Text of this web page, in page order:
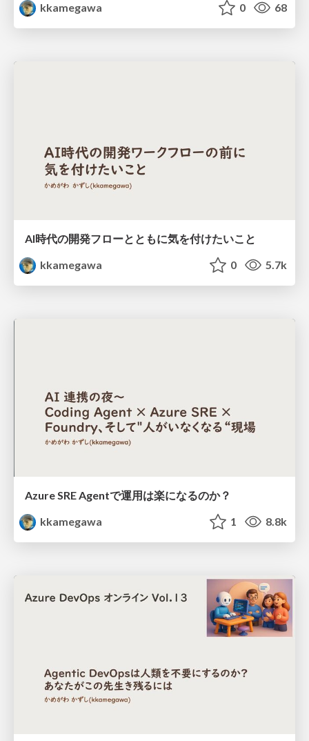
kkamegawa
0 68
AI時代の開発フローとともに気を付けたいこと
kkamegawa
0 5.7k
Azure SRE Agentで運用は楽になるのか？
kkamegawa
1 8.8k